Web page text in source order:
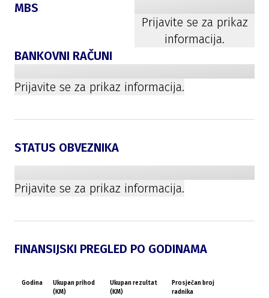
MBS
Prijavite se za prikaz
informacija.
BANKOVNI RAČUNI
Prijavite se za prikaz informacija.
STATUS OBVEZNIKA
Prijavite se za prikaz informacija.
FINANSIJSKI PREGLED PO GODINAMA
Godina
Ukupan prihod
(KM)
Ukupan rezultat
(KM)
Prosječan broj
radnika